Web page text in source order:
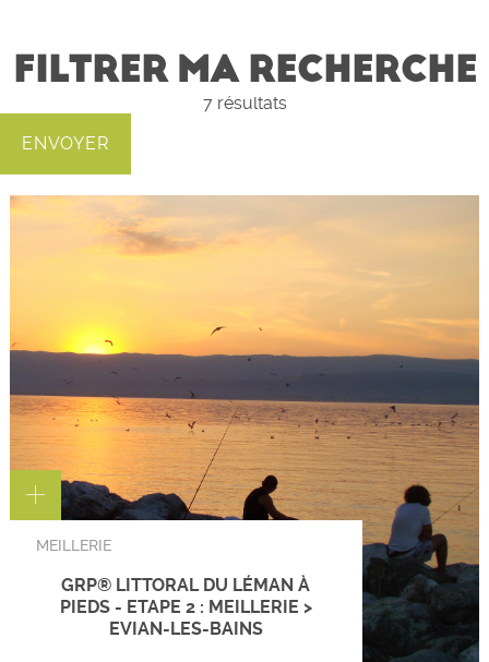
FILTRER MA RECHERCHE
7résultats
MEILLERIE
GRP® LITTORAL DU LÉMAN À
PIEDS - ETAPE 2 : MEILLERIE >
EVIAN-LES-BAINS